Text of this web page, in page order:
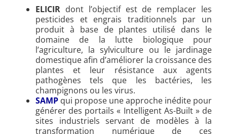
ELICIR dont l’objectif est de remplacer les
pesticides et engrais traditionnels par un
produit à base de plantes utilisé dans le
domaine de la lutte biologique pour
l’agriculture, la sylviculture ou le jardinage
domestique afin d’améliorer la croissance des
plantes et leur résistance aux agents
pathogènes tels que les bactéries, les
champignons ou les virus.
SAMP qui propose une approche inédite pour
générer des portails « Intelligent As-Built » de
sites industriels servant de modèles à la
transformation numérique de ces